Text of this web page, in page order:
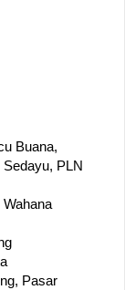
Buana,
PLN
Pasar